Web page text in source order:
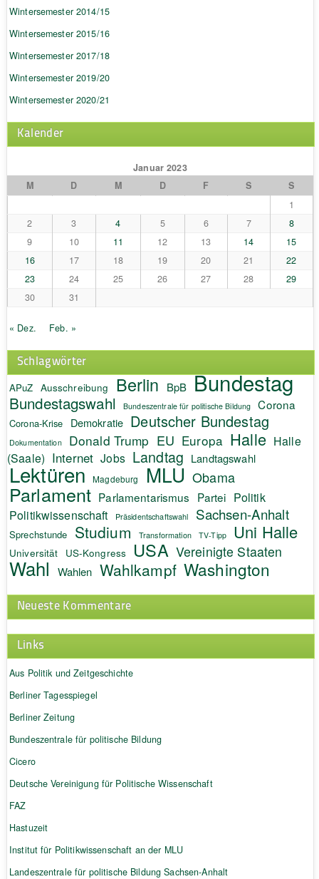
Wintersemester 2014/15
Wintersemester 2015/16
Wintersemester 2017/18
Wintersemester 2019/20
Wintersemester 2020/21
Kalender
Januar 2023
M
D M D F S
S
1
2
3 4 5 6 7
8
9
10 11 12 13 14
15
16
17 18 19 20 21
22
23
24 25 26 27 28
29
30
31
« Dez. Feb. »
Schlagwörter
APuZ Ausschreibung Berlin BpB Bundestag
Bundestagswahl Bundeszentrale für politische Bildung Corona
Corona-Krise Demokratie Deutscher Bundestag
Dokumentation Donald Trump EU Europa Halle Halle
(Saale) Internet Jobs Landtag Landtagswahl
Lektüren Magdeburg MLU Obama
Parlament Parlamentarismus Partei Politik
Politikwissenschaft Präsidentschaftswahl Sachsen-Anhalt
Sprechstunde Studium Transformation TV-Tipp Uni Halle
Universität US-Kongress USA Vereinigte Staaten
Wahl Wahlen Wahlkampf Washington
Neueste Kommentare
Links
Aus Politik und Zeitgeschichte
Berliner Tagesspiegel
Berliner Zeitung
Bundeszentrale für politische Bildung
Cicero
Deutsche Vereinigung für Politische Wissenschaft
FAZ
Hastuzeit
Institut für Politikwissenschaft an der MLU
Landeszentrale für politische Bildung Sachsen-Anhalt